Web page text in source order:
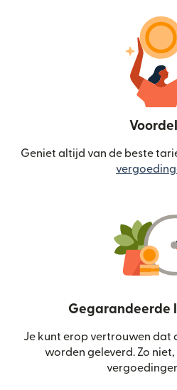
Geniet altijd van de beste
Gegarandeerde
Je kunt erop vertrouwen dat
worden geleverd. Zo